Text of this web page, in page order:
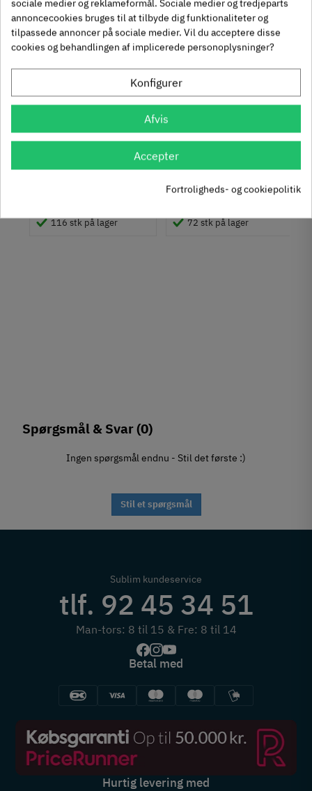
Se også disse alternativer i stedet
gulkromatiseret
116 stk på lager
Bøg - 100 gram (114 -
60 stk.)
267.82.227
36, 25 Inkl. moms
72 stk på lager
Spørgsmål & Svar(0)
Ingen spørgsmål endnu - Stil det første :)
Stil et spørgsmål
Sublim kundeservice
tlf. 92 45 34 51
Man-tors: 8 til 15 & Fre: 8 til 14
Betal med
Hurtig levering med
sociale medier og reklameformål. Sociale medier og tredjeparts
annoncecookies bruges til at tilbyde dig funktionaliteter og
tilpassede annoncer på sociale medier. Vil du acceptere disse
cookies og behandlingen af implicerede personoplysninger?
Konfigurer
Afvis
Accepter
Fortroligheds- og cookiepolitik